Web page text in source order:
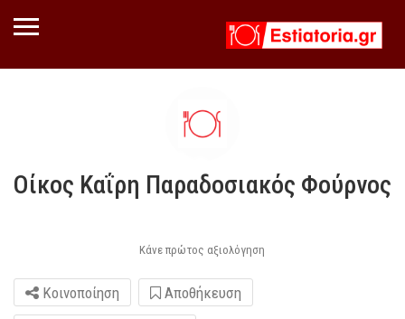
Οίκος Καΐρη Παραδοσιακός Φούρνος
Κάνε πρώτος αξιολόγηση
Κοινοποίηση
Αποθήκευση